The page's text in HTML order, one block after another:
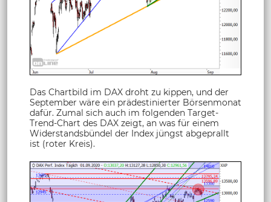
Das Chartbild im DAX droht zu kippen, und der
September wäre ein prädestinierter Börsenmonat
dafür. Zumal sich auch im folgenden Target-
Trend-Chart des DAX zeigt, an was für einem
Widerstandsbündel der Index jüngst abgeprallt
ist (roter Kreis).